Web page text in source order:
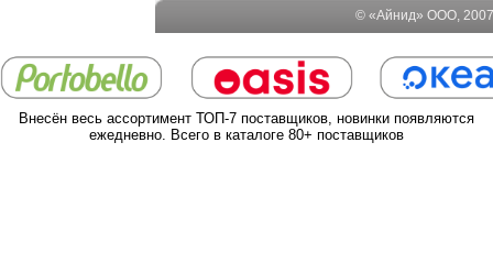
© «Айнид» ООО,
Внесён весь ассортимент ТОП-7 поставщиков, новинки появляются
ежедневно. Всего в каталоге 80+ поставщиков